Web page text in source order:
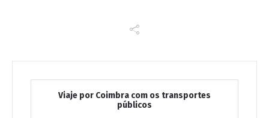
Viaje por Coimbra com os transportes
públicos